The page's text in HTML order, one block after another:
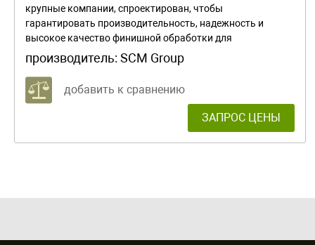
крупные компании, спроектирован, чтобы
гарантировать производительность, надежность и
высокое качество финишной обработки для
производителей оконных и дверных рам, компонентов
мебели, изготовления щитов и рам.
производитель: SCM Group
добавить к сравнению
ЗАПРОС ЦЕНЫ